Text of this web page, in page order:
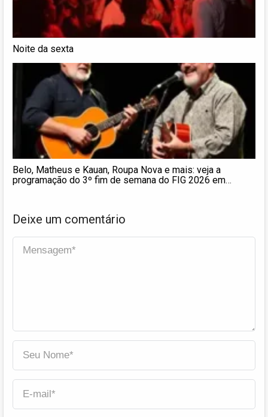
Noite da sexta
Belo, Matheus e Kauan, Roupa Nova e mais: veja a
programação do 3º fim de semana do FIG 2026 em
Deixe um comentário